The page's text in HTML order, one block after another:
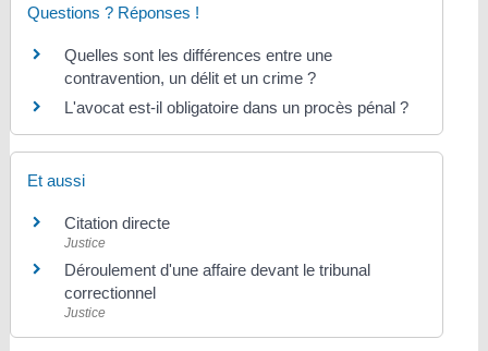
Questions ? Réponses !
Quelles sont les différences entre une
contravention, un délit et un crime ?
L'avocat est-il obligatoire dans un procès pénal ?
Et aussi
Citation directe
Justice
Déroulement d'une affaire devant le tribunal
correctionnel
Justice